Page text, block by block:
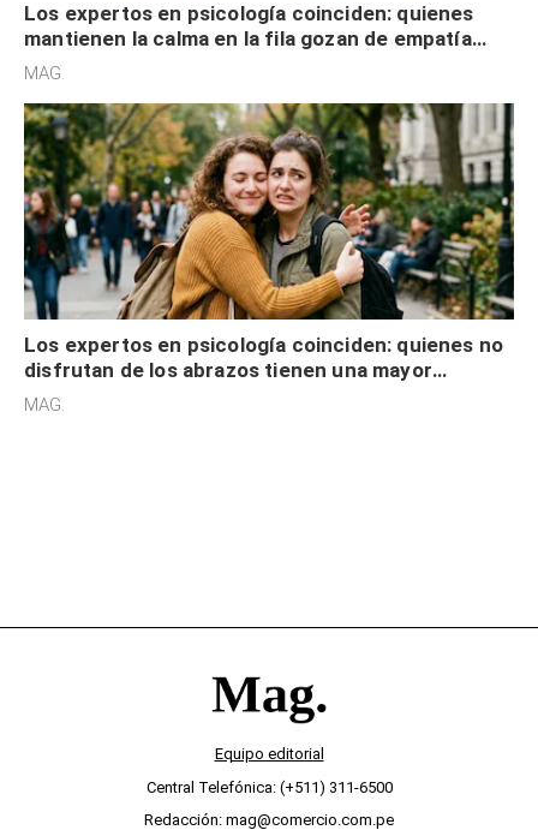
Los expertos en psicología coinciden: quienes
mantienen la calma en la fila gozan de empatía
cognitiva, gratitud y no solo tienen autocontrol
MAG.
Los expertos en psicología coinciden: quienes no
disfrutan de los abrazos tienen una mayor
sensibilidad a los estímulos físicos y no es por
MAG.
Equipo editorial
Central Telefónica: (+511) 311-6500
Redacción: mag@comercio.com.pe